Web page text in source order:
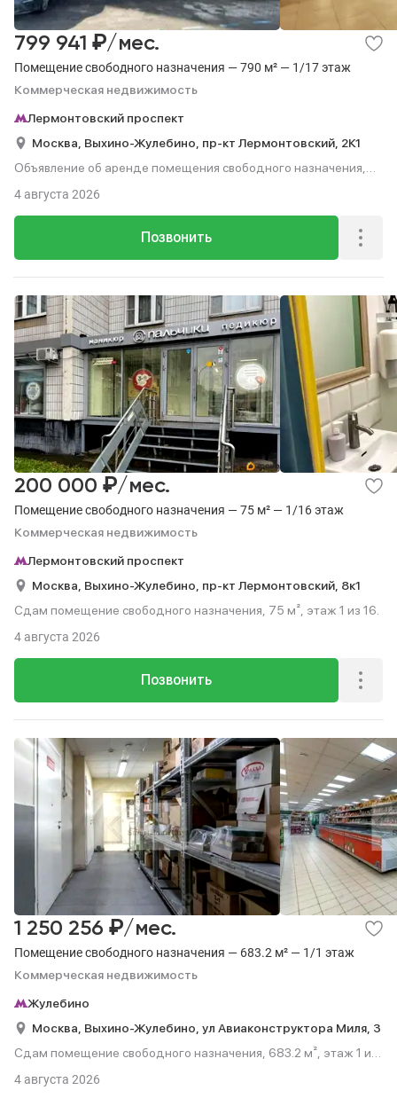
Помещение свободного назначения — 790 м² — 1/17 этаж
Коммерческая недвижимость
799 941 ₽/мес.
Лермонтовский проспект
Москва, Выхино-Жулебино, пр-кт Лермонтовский, 2К1
Объявление об аренде помещения свободного назначения,
Позвонить
4 августа 2026
Помещение свободного назначения — 75 м² — 1/16 этаж
Коммерческая недвижимость
200 000 ₽/мес.
Лермонтовский проспект
Москва, Выхино-Жулебино, пр-кт Лермонтовский, 8к1
Сдам помещение свободного назначения, 75 м², этаж 1 из 16.
Позвонить
4 августа 2026
Помещение свободного назначения — 683.2 м² — 1/1 этаж
Коммерческая недвижимость
1 250 256 ₽/мес.
Жулебино
Москва, Выхино-Жулебино, ул Авиаконструктора Миля, 3
Сдам помещение свободного назначения, 683.2 м², этаж 1 из
4 августа 2026